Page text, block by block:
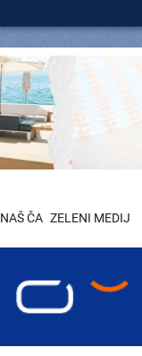
NAŠ ČA ZELENI MEDIJ